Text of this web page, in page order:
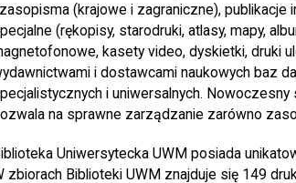
(krajowe i zagraniczne), publikacje
(rękopisy, starodruki, atlasy, mapy,
kasety video, dyskietki, druki
i dostawcami naukowych baz
i uniwersalnych.
na sprawne zarządzanie zarówno
Uniwersytecka UWM posiada
zbiorach Biblioteki UWM znajduje się 149